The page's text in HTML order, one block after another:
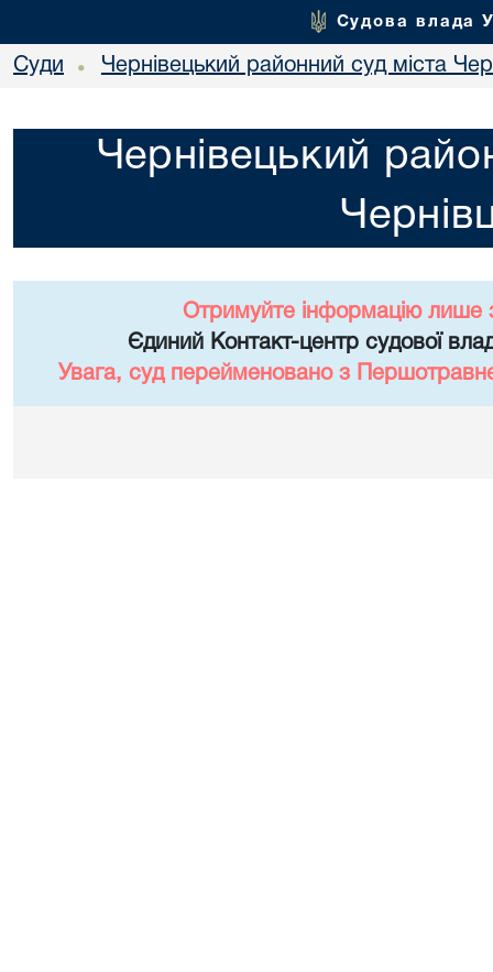
Судова влада
Суди • Чернівецький районний суд міста
Чернівецький
Отримуйте інформацію лише
Єдиний Контакт-центр судової
Увага, суд перейменовано з